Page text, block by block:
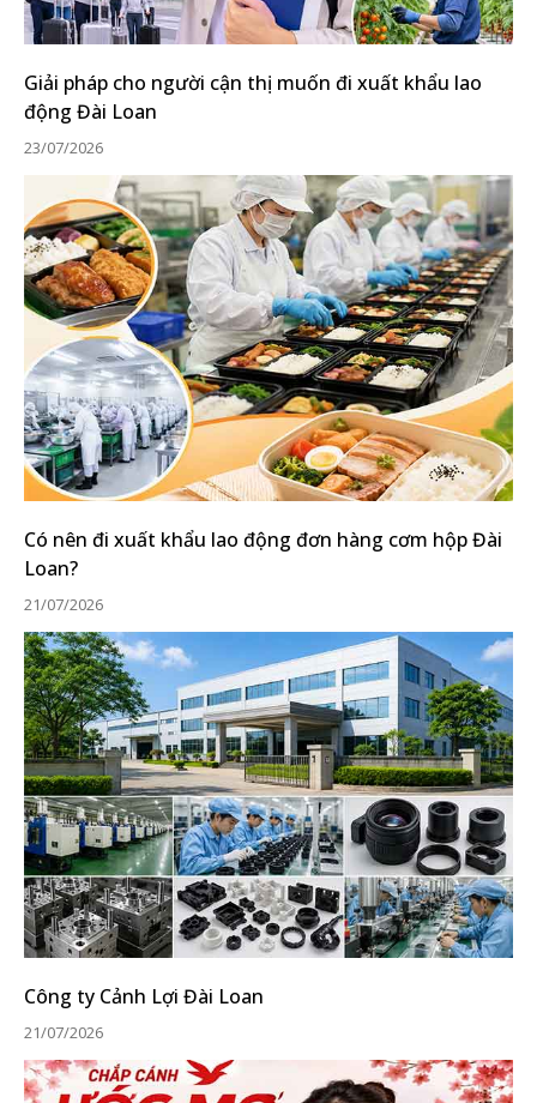
Giải pháp cho người cận thị muốn đi xuất khẩu lao
động Đài Loan
23/07/2026
Có nên đi xuất khẩu lao động đơn hàng cơm hộp Đài
Loan?
21/07/2026
Công ty Cảnh Lợi Đài Loan
21/07/2026